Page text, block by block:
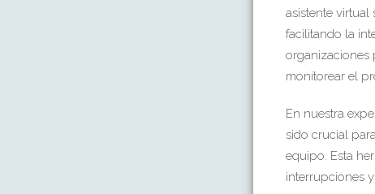
asistente
facilitando la
organizaciones
monitorear el
En nuestra
sido crucial
equipo. Esta
interrupciones